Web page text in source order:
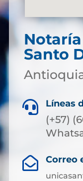
Santo
 Líneas
(+57)
 Correo